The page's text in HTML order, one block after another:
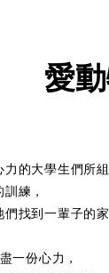
愛
的大學生們所組
練，
找到一輩子的家
一份心力，